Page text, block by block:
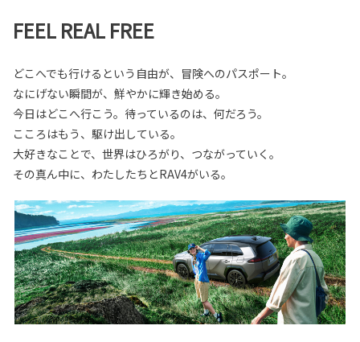
FEEL REAL FREE
どこへでも行けるという自由が、冒険へのパスポート。
なにげない瞬間が、鮮やかに輝き始める。
今日はどこへ行こう。待っているのは、何だろう。
こころはもう、駆け出している。
大好きなことで、世界はひろがり、つながっていく。
その真ん中に、わたしたちとRAV4がいる。